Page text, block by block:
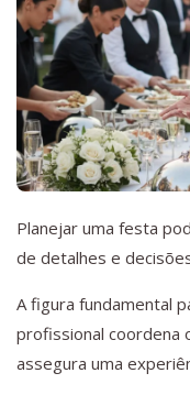
Planejar uma festa
de detalhes e
A figura fundamental
profissional coordena
assegura uma